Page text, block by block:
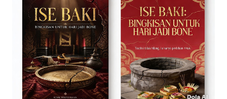
akuntansi (accounting actor) pada Puskesmas, terutama
buat Puskesmas yang telah beralih status menjadi Badan
Layanan Umum Daerah (BLUD). Dengan status Puskesmas
selaku BLUD, maka pengelolaan keuangan yang dilakukan
mesti mengacu kepada penyelenggaraan akuntansi yang
sesuai dengan Standar Akuntansi Pemerintahan (SAP) dan
Badan Layanan Umum Daerah (B...